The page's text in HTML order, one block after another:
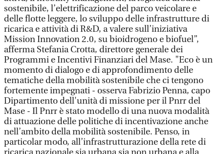
sostenibile, l’elettrificazione del parco veicolare e
delle flotte leggere, lo sviluppo delle infrastrutture di
ricarica e attività di R&D, a valere sull’iniziativa
Mission Innovation 2.0, su bioidrogeno e biofuel”,
afferma Stefania Crotta, direttore generale dei
Programmi e Incentivi Finanziari del Mase. "Eco è un
momento di dialogo e di approfondimento delle
tematiche della mobilità sostenibile che ci tengono
fortemente impegnati - osserva Fabrizio Penna, capo
Dipartimento dell'unità di missione per il Pnrr del
Mase - Il Pnrr è stato modello di una nuova modalità
di attuazione delle politiche di incentivazione anche
nell’ambito della mobilità sostenibile. Penso, in
particolar modo, all’infrastrutturazione della rete di